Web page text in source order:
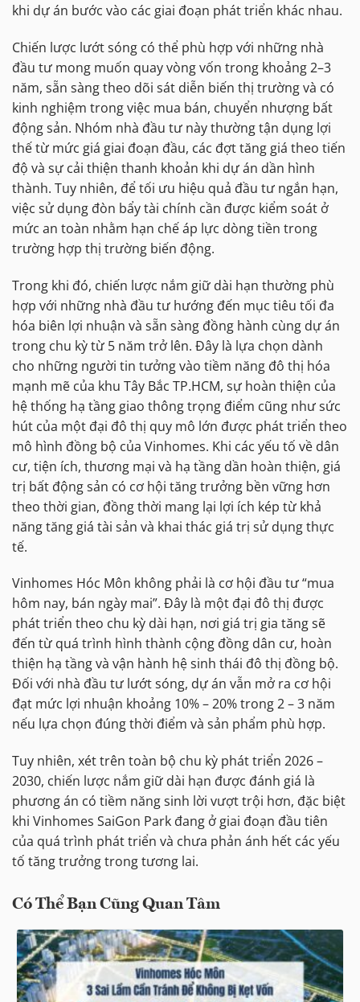
khi dự án bước vào các giai đoạn phát triển khác nhau.
Chiến lược lướt sóng có thể phù hợp với những nhà
đầu tư mong muốn quay vòng vốn trong khoảng 2–3
năm, sẵn sàng theo dõi sát diễn biến thị trường và có
kinh nghiệm trong việc mua bán, chuyển nhượng bất
động sản. Nhóm nhà đầu tư này thường tận dụng lợi
thế từ mức giá giai đoạn đầu, các đợt tăng giá theo tiến
độ và sự cải thiện thanh khoản khi dự án dần hình
thành. Tuy nhiên, để tối ưu hiệu quả đầu tư ngắn hạn,
việc sử dụng đòn bẩy tài chính cần được kiểm soát ở
mức an toàn nhằm hạn chế áp lực dòng tiền trong
trường hợp thị trường biến động.
Trong khi đó, chiến lược nắm giữ dài hạn thường phù
hợp với những nhà đầu tư hướng đến mục tiêu tối đa
hóa biên lợi nhuận và sẵn sàng đồng hành cùng dự án
trong chu kỳ từ 5 năm trở lên. Đây là lựa chọn dành
cho những người tin tưởng vào tiềm năng đô thị hóa
mạnh mẽ của khu Tây Bắc TP.HCM, sự hoàn thiện của
hệ thống hạ tầng giao thông trọng điểm cũng như sức
hút của một đại đô thị quy mô lớn được phát triển theo
mô hình đồng bộ của Vinhomes. Khi các yếu tố về dân
cư, tiện ích, thương mại và hạ tầng dần hoàn thiện, giá
trị bất động sản có cơ hội tăng trưởng bền vững hơn
theo thời gian, đồng thời mang lại lợi ích kép từ khả
năng tăng giá tài sản và khai thác giá trị sử dụng thực
tế.
Vinhomes Hóc Môn không phải là cơ hội đầu tư “mua
hôm nay, bán ngày mai”. Đây là một đại đô thị được
phát triển theo chu kỳ dài hạn, nơi giá trị gia tăng sẽ
đến từ quá trình hình thành cộng đồng dân cư, hoàn
thiện hạ tầng và vận hành hệ sinh thái đô thị đồng bộ.
Đối với nhà đầu tư lướt sóng, dự án vẫn mở ra cơ hội
đạt mức lợi nhuận khoảng 10% – 20% trong 2 – 3 năm
nếu lựa chọn đúng thời điểm và sản phẩm phù hợp.
Tuy nhiên, xét trên toàn bộ chu kỳ phát triển 2026 –
2030, chiến lược nắm giữ dài hạn được đánh giá là
phương án có tiềm năng sinh lời vượt trội hơn, đặc biệt
khi Vinhomes SaiGon Park đang ở giai đoạn đầu tiên
của quá trình phát triển và chưa phản ánh hết các yếu
tố tăng trưởng trong tương lai.
Có Thể Bạn Cũng Quan Tâm